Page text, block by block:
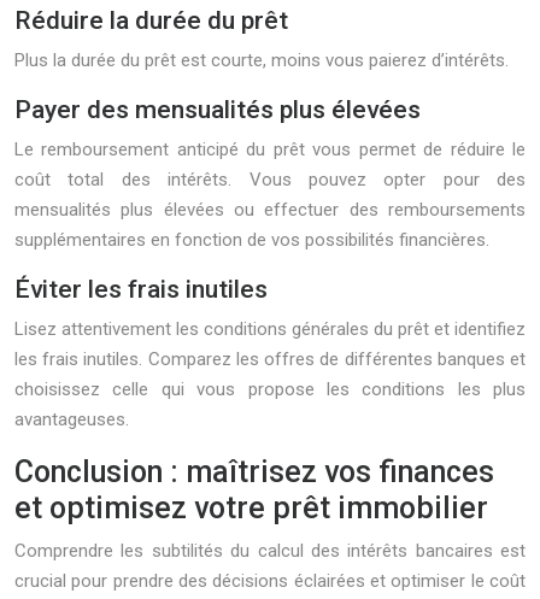
Réduire la durée du prêt
Plus la durée du prêt est courte, moins vous paierez d’intérêts.
Payer des mensualités plus élevées
Le remboursement anticipé du prêt vous permet de réduire le
coût total des intérêts. Vous pouvez opter pour des
mensualités plus élevées ou effectuer des remboursements
supplémentaires en fonction de vos possibilités financières.
Éviter les frais inutiles
Lisez attentivement les conditions générales du prêt et identifiez
les frais inutiles. Comparez les offres de différentes banques et
choisissez celle qui vous propose les conditions les plus
avantageuses.
Conclusion : maîtrisez vos finances
et optimisez votre prêt immobilier
Comprendre les subtilités du calcul des intérêts bancaires est
crucial pour prendre des décisions éclairées et optimiser le coût